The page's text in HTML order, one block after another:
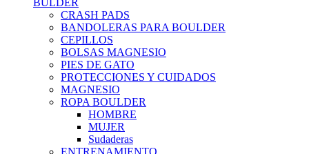
BÚLDER
CRASH PADS
BANDOLERAS PARA BOULDER
CEPILLOS
BOLSAS MAGNESIO
PIES DE GATO
PROTECCIONES Y CUIDADOS
MAGNESIO
ROPA BOULDER
HOMBRE
MUJER
Sudaderas
ENTRENAMIENTO